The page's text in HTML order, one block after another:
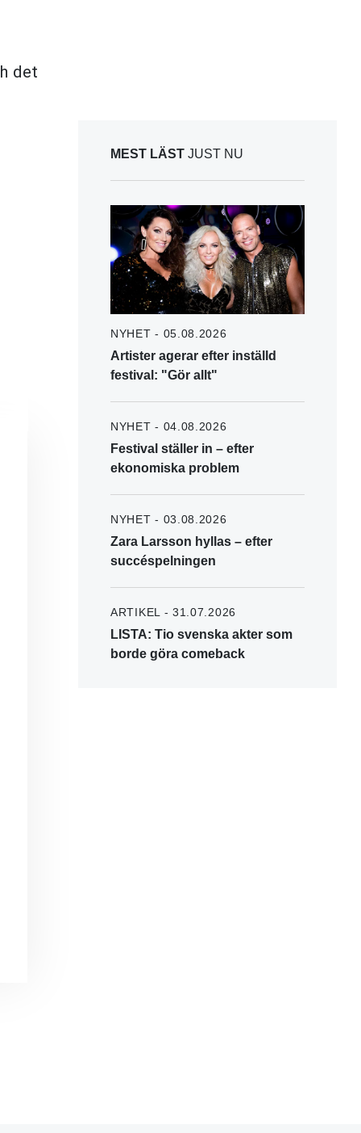
det
MEST LÄST JUST NU
NYHET - 05.08.2026
Artister agerar efter inställd
festival: "Gör allt"
NYHET - 04.08.2026
Festival ställer in – efter
ekonomiska problem
NYHET - 03.08.2026
Zara Larsson hyllas – efter
succéspelningen
ARTIKEL - 31.07.2026
LISTA: Tio svenska akter som
borde göra comeback